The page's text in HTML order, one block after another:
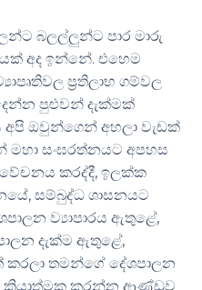
බලල්ලුන්ට පාර මාරු
අද ඉන්නේ. එහෙම
ප්‍රතිලාභ ගම්වල
පුළුවන් දැක්මක්
අපි ඔවුන්ගෙන් අහලා වැඩක්
මහා සංඝරත්නයට අපහස
කරද්දී, ඉලක්ක
සම්බුද්ධ ශාසනයට
ව්‍යාපාරය ඇතුළේ,
දැක්ම ඇතුළේ,
තමන්ගේ දේශපාලන
ක්‍රියාත්මක කරන්න ආණ්ඩුව